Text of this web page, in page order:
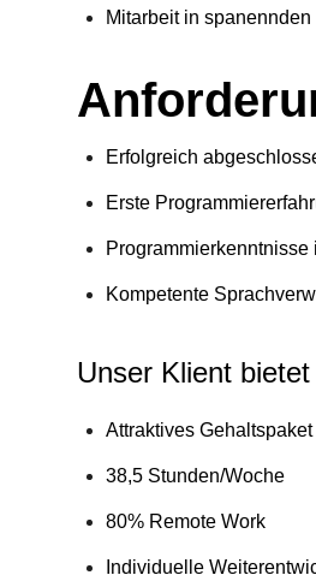
Mitarbeit in spanennden
Erfolgreich
Erste
Programmierkenntnisse
Kompetente
Unser Klient bietet
Attraktives Gehaltspaket
38,5 Stunden/Woche
80% Remote Work
Individuelle